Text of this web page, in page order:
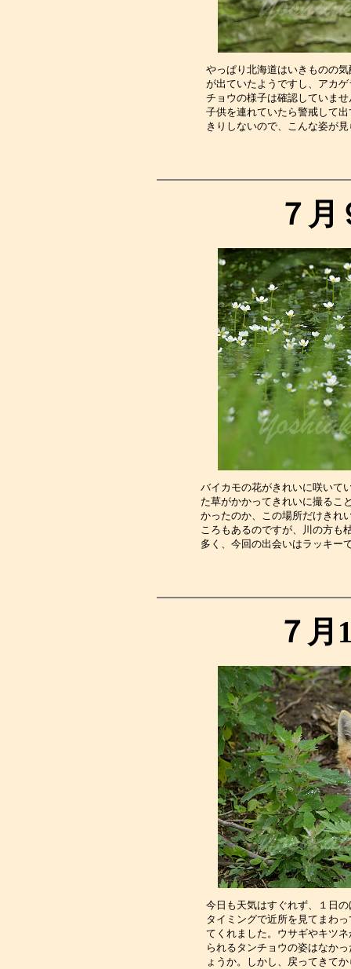
やっぱり北海道はいきものの
が出ていたようですし、アカ
チョウの様子は確認していま
子供を連れていたら警戒して
きりしないので、こ
７
バイカモの花がきれいに咲いて
た草がかかってきれいに撮るこ
かったのか、この場所だけきれ
ころもあるのですが、川の方も
多く、今回の出
７月
今日も天気はすぐれず、１日
タイミングで近所を見てまわ
てくれました。ウサギやキツ
られるタンチョウの姿はなか
ょうか。しかし、戻ってきて